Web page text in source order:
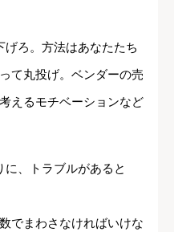
げろ。方法はあなたたち
て丸投げ。ベンダーの売
えるモチベーションなど
に、トラブルがあると
でまわさなければいけな